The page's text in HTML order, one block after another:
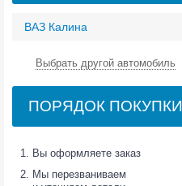
ВАЗ Калина
Выбрать другой автомобиль
ПОРЯДОК ПОКУПКИ
Вы оформляете заказ
Мы перезваниваем